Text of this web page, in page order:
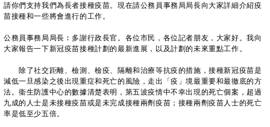
請你們支持我們為長者接種疫苗。現在請公務員事務局局長向大家詳細介紹疫
苗接種和一些將會進行的工作。
公務員事務局局長︰多謝行政長官。各位市民，各位記者朋友，大家好。我向
大家報告一下新冠疫苗接種計劃的最新進展，以及計劃的未來重點工作。
除了社交距離、檢測、檢疫、隔離和治療等抗疫的措施，接種新冠疫苗是
減低一旦感染之後出現重症和死亡的風險，走出「疫」境最重要和最徹底的方
法。衞生防護中心的數據清楚表明，第五波疫情中不幸出現的死亡個案，超過
九成的人士是未接種疫苗或是未完成接種兩劑疫苗；接種兩劑疫苗人士的死亡
率是低至少五倍。